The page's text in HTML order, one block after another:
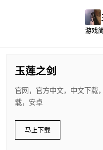
游戏
玉莲之剑
官网，官方中文，中文下载
载，安卓
马上下载